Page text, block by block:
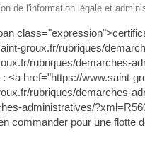
de l'information légale et
groux.fr/rubriques/
rubriques/demarches-
<a href="https://www.saint-
rubriques/demarches-
administratives/
commander pour une flotte